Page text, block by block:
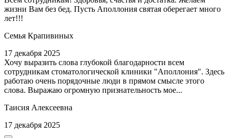
жизни Вам без бед. Пусть Аполлония святая оберегает много
лет!!!
Семья Крапивиных
17 декабря 2025
Хочу выразить слова глубокой благодарности всем
сотрудникам стоматологической клиники "Аполлония". Здесь
работаю очень порядочные люди в прямом смысле этого
слова. Выражаю огромную признательность мое...
Таисия Алексеевна
17 декабря 2025